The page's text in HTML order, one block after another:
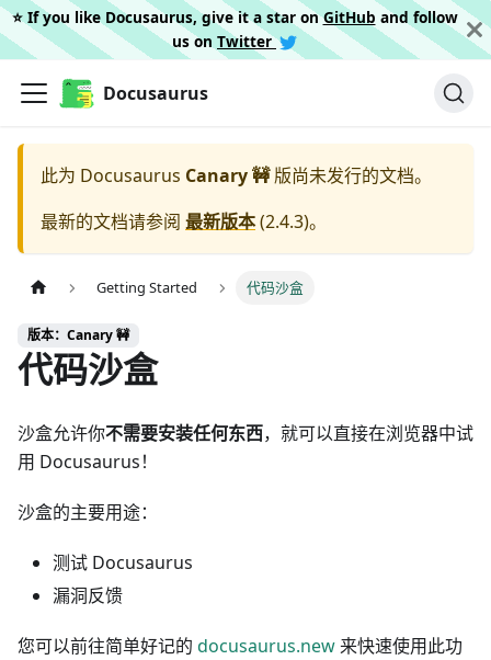
⭐️ If you like Docusaurus, give it a star onGitHub and follow
us on Twitter
Docusaurus
此为 Docusaurus Canary 🚧版尚未发行的文档。
最新的文档请参阅 最新版本(2.4.3)。
Getting Started 代码沙盒
版本：Canary 🚧
代码沙盒
沙盒允许你不需要安装任何东西，就可以直接在浏览器中试
用 Docusaurus！
沙盒的主要用途：
测试 Docusaurus
漏洞反馈
您可以前往简单好记的 docusaurus.new 来快速使用此功